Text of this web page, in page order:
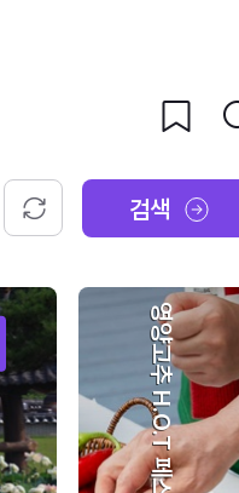
초기화 검색
영양고추 H.O.T 페스티벌